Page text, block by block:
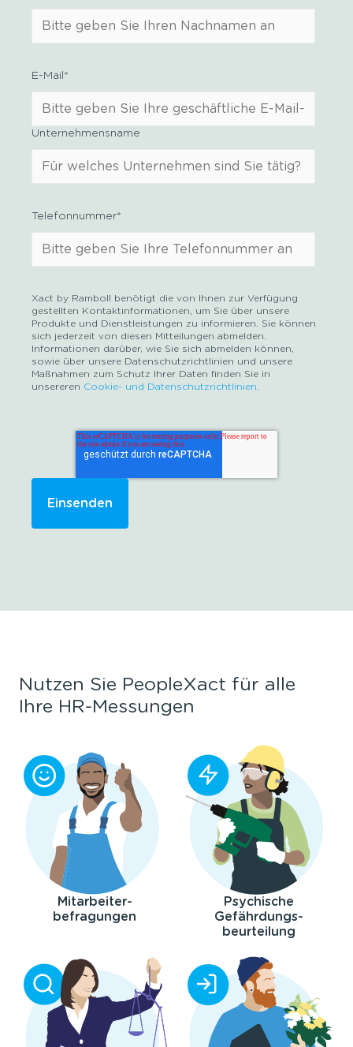
E-Mail *
Unternehmensname
Telefonnummer*
Xact by Ramboll benötigt die von Ihnen zur Verfügung
gestellten Kontaktinformationen, um Sie über unsere
Produkte und Dienstleistungen zu informieren. Sie können
sich jederzeit von diesen Mitteilungen abmelden.
Informationen darüber, wie Sie sich abmelden können,
sowie über unsere Datenschutzrichtlinien und unsere
Maßnahmen zum Schutz Ihrer Daten finden Sie in
unsereren Cookie- und Datenschutzrichtlinien
Nutzen Sie PeopleXact für alle
Ihre HR-Messungen
Mitarbeiter-
befragungen
Psychische
Gefährdungs-
beurteilung